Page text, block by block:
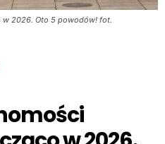
w 2026. Oto 5 powodów! fot.